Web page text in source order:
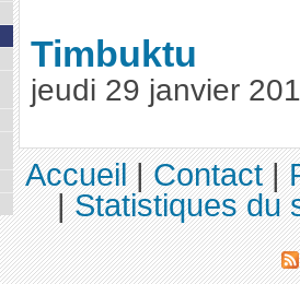
Timbuktu
jeudi 29 janvier
Accueil|Contact|
|Statistiques du